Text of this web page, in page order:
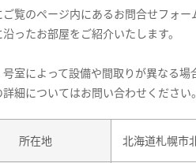
ご覧のページ内にあるお問合せフォ
ったお部屋をご紹介いたします。
室によって設備や間取りが異なる場
細についてはお問い合わせください。
所在地 北海道札幌市